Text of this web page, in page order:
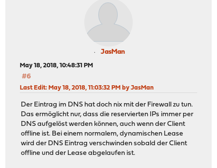
JasMan
May 18, 2018, 10:48:31 PM
#6
Last Edit: May 18, 2018, 11:03:32 PM by JasMan
Der Eintrag im DNS hat doch nix mit der Firewall zu tun.
Das ermöglicht nur, dass die reservierten IPs immer per
DNS aufgelöst werden können, auch wenn der Client
offline ist. Bei einem normalem, dynamischen Lease
wird der DNS Eintrag verschwinden sobald der Client
offline und der Lease abgelaufen ist.